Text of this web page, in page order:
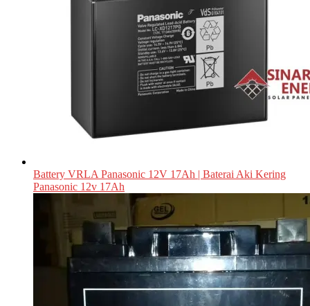
Battery VRLA Panasonic 12V 17Ah | Baterai Aki Kering
Panasonic 12v 17Ah